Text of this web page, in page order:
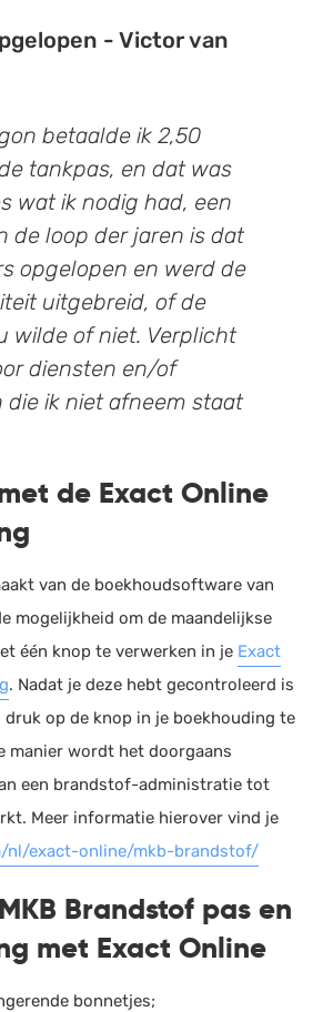
- Victor van
betaalde ik 2,50
tankpas, en dat was
wat ik nodig had, een
de loop der jaren is dat
opgelopen en werd de
uitgebreid, of de
wilde of niet. Verplicht
diensten en/of
ik niet afneem staat
de Exact Online
van de boekhoudsoftware van
mogelijkheid om de maandelijkse
één knop te verwerken in je Exact
. Nadat je deze hebt gecontroleerd is
op de knop in je boekhouding te
manier wordt het doorgaans
een brandstof-administratie tot
Meer informatie hierover vind je
nl/exact-online/mkb-brandstof/
Brandstof pas en
met Exact Online
bonnetjes;